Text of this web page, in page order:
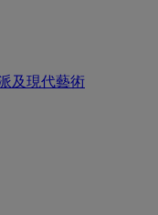
及現代藝術